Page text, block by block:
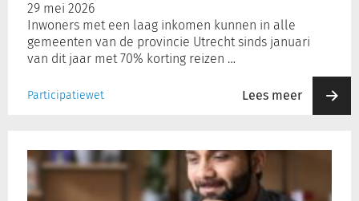
29 mei 2026
Inwoners met een laag inkomen kunnen in alle
gemeenten van de provincie Utrecht sinds januari
van dit jaar met 70% korting reizen …
Participatiewet Lees meer
alle
Utrechtse
gemeenten
bedreigt
vijfde